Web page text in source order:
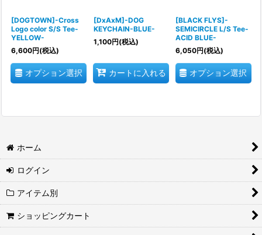
[DOGTOWN]-Cross
Logo color S/S Tee-
YELLOW-
6,600円(税込)
オプション選択
[DxAxM]-DOG
KEYCHAIN-BLUE-
1,100円(税込)
カートに入れる
[BLACK FLYS]-
SEMICIRCLE L/S Tee-
ACID BLUE-
6,050円(税込)
オプション選択
ホーム
ログイン
アイテム別
ショッピングカート